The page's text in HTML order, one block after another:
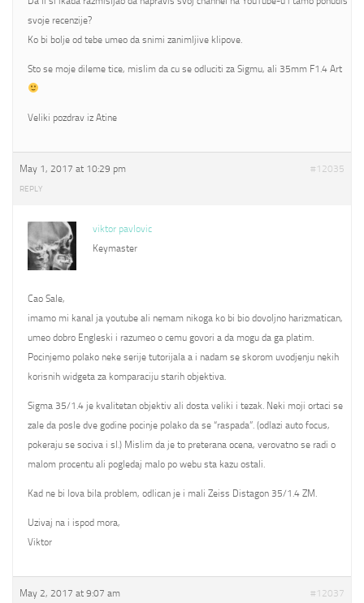
svoje recenzije?
Ko bi bolje od tebe umeo da snimi zanimljive klipove.
Sto se moje dileme tice, mislim da cu se odluciti za Sigmu, ali 35mm F1.4 Art
Veliki pozdrav iz Atine
May 1, 2017 at 10:29 pm #12035
REPLY
viktor pavlovic
Keymaster
Cao Sale,
imamo mi kanal ja youtube ali nemam nikoga ko bi bio dovoljno harizmatican,
umeo dobro Engleski i razumeo o cemu govori a da mogu da ga platim.
Pocinjemo polako neke serije tutorijala a i nadam se skorom uvodjenju nekih
korisnih widgeta za komparaciju starih objektiva.
Sigma 35/1.4 je kvalitetan objektiv ali dosta veliki i tezak. Neki moji ortaci se
zale da posle dve godine pocinje polako da se “raspada”. (odlazi auto focus,
pokeraju se sociva i sl.) Mislim da je to preterana ocena, verovatno se radi o
malom procentu ali pogledaj malo po webu sta kazu ostali.
Kad ne bi lova bila problem, odlican je i mali Zeiss Distagon 35/1.4 ZM.
Uzivaj na i ispod mora,
Viktor
May 2, 2017 at 9:07 am #12037